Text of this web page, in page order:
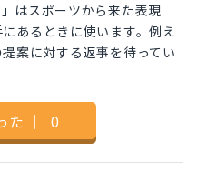
スポーツから来た表現
あるときに使います。例え
案に対する返事を待ってい
た ｜ 0